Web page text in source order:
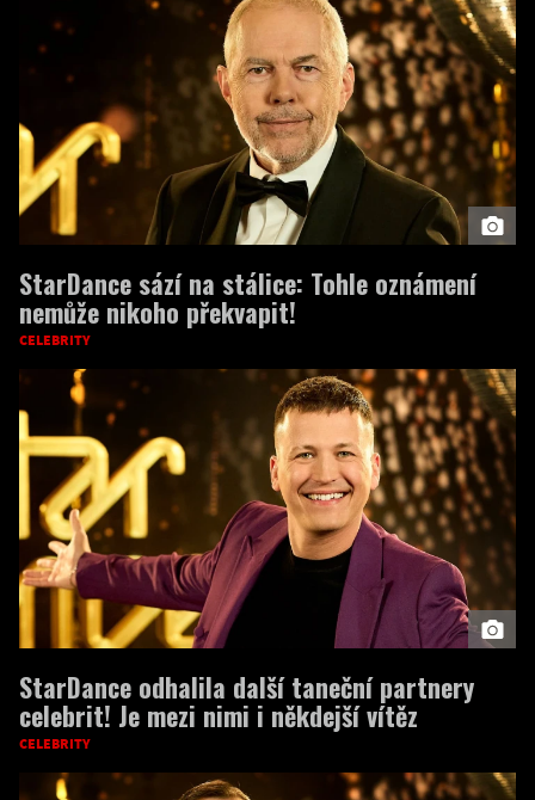
StarDance sází na stálice: Tohle oznámení
nemůže nikoho překvapit!
CELEBRITY
StarDance odhalila další taneční partnery
celebrit! Je mezi nimi i někdejší vítěz
CELEBRITY